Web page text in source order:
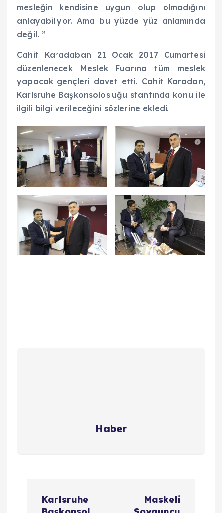
mesleğin kendisine uygun olup olmadığını
anlayabiliyor. Ama bu yüzde yüz anlamında
değil. ”
Cahit Karadaban 21 Ocak 2017 Cumartesi
düzenlenecek Meslek Fuarına tüm meslek
yapacak gençleri davet etti. Cahit Karadan,
Karlsruhe Başkonsolosluğu stantında konu ile
ilgili bilgi verileceğini sözlerine ekledi.
Haber
Karlsruhe
Maskeli